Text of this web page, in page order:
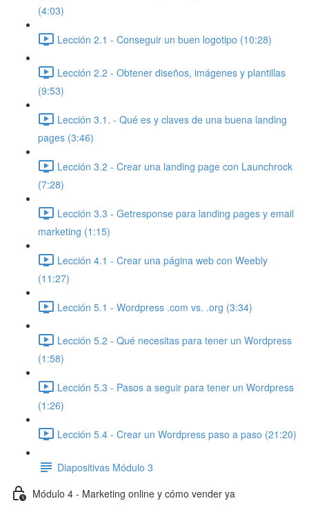
(4:03)
Lección 2.1 - Conseguir un buen logotipo (10:28)
Lección 2.2 - Obtener diseños, imágenes y plantillas
(9:53)
Lección 3.1. - Qué es y claves de una buena landing
pages (3:46)
Lección 3.2 - Crear una landing page con Launchrock
(7:28)
Lección 3.3 - Getresponse para landing pages y email
marketing (1:15)
Lección 4.1 - Crear una página web con Weebly
(11:27)
Lección 5.1 - Wordpress .com vs. .org (3:34)
Lección 5.2 - Qué necesitas para tener un Wordpress
(1:58)
Lección 5.3 - Pasos a seguir para tener un Wordpress
(1:26)
Lección 5.4 - Crear un Wordpress paso a paso (21:20)
Diapositivas Módulo 3
Módulo 4 - Marketing online y cómo vender ya